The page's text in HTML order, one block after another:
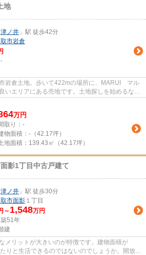
地
津ノ井 」駅 徒歩42分
市岩倉
岩倉土地。歩いて422mの場所に、MARUI マル
いエリアにある売地です。土地探しを始めるなら
。...
万円
取り：-
物面積： -（42.17坪）
地面積： 139.43㎡（42.17坪）
影1丁目中古戸建て
津ノ井 」駅 徒歩30分
市面影 １丁目
～ 1,548万円
51年
建
メリットが大きいのが特徴です。建物面積が
りと生活できるのではないのでしょうか。開放感